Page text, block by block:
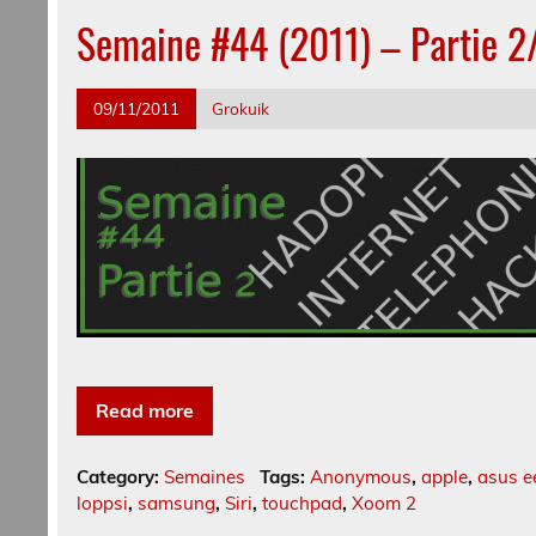
Semaine #44 (2011) – Partie
09/11/2011 Grokuik
Read more
Category: Semaines Tags: Anonymous, apple, asus
loppsi, samsung, Siri,touchpad,Xoom 2